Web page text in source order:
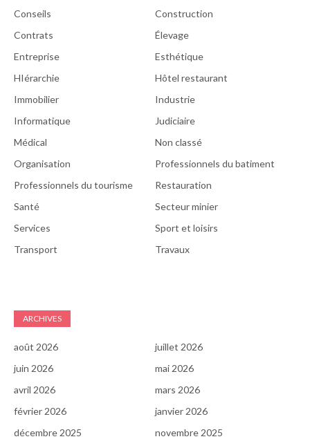
Conseils
Construction
Contrats
Élevage
Entreprise
Esthétique
HIérarchie
Hôtel restaurant
Immobilier
Industrie
Informatique
Judiciaire
Médical
Non classé
Organisation
Professionnels du batiment
Professionnels du tourisme
Restauration
Santé
Secteur minier
Services
Sport et loisirs
Transport
Travaux
ARCHIVES
août 2026
juillet 2026
juin 2026
mai 2026
avril 2026
mars 2026
février 2026
janvier 2026
décembre 2025
novembre 2025